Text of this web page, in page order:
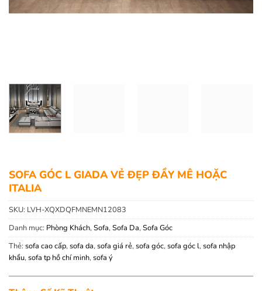
SOFA GÓC L GIADA VẺ ĐẸP ĐẦY MÊ HOẶC
ITALIA
SKU: LVH-XQXDQFMNEMN12083
Danh mục: Phòng Khách, Sofa, Sofa Da, Sofa Góc
Thẻ: sofa cao cấp, sofa da, sofa giá rẻ, sofa góc, sofa góc l, sofa nhập
khẩu, sofa tp hồ chí minh, sofa ý